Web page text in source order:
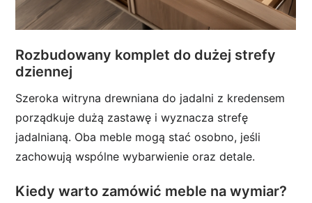
Rozbudowany komplet do dużej strefy
dziennej
Szeroka witryna drewniana do jadalni z kredensem
porządkuje dużą zastawę i wyznacza strefę
jadalnianą. Oba meble mogą stać osobno, jeśli
zachowują wspólne wybarwienie oraz detale.
Kiedy warto zamówić meble na wymiar?